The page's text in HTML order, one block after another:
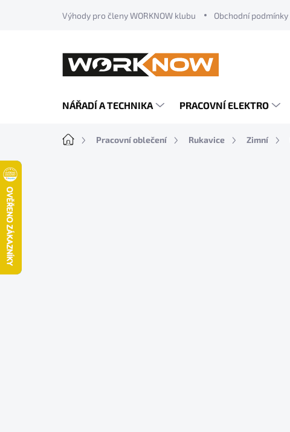
Výhody pro členy WORKNOW klubu Obchodní podmínky
NÁŘADÍ A TECHNIKA PRACOVNÍ ELEKTRO
Domů Pracovní oblečení Rukavice Zimní